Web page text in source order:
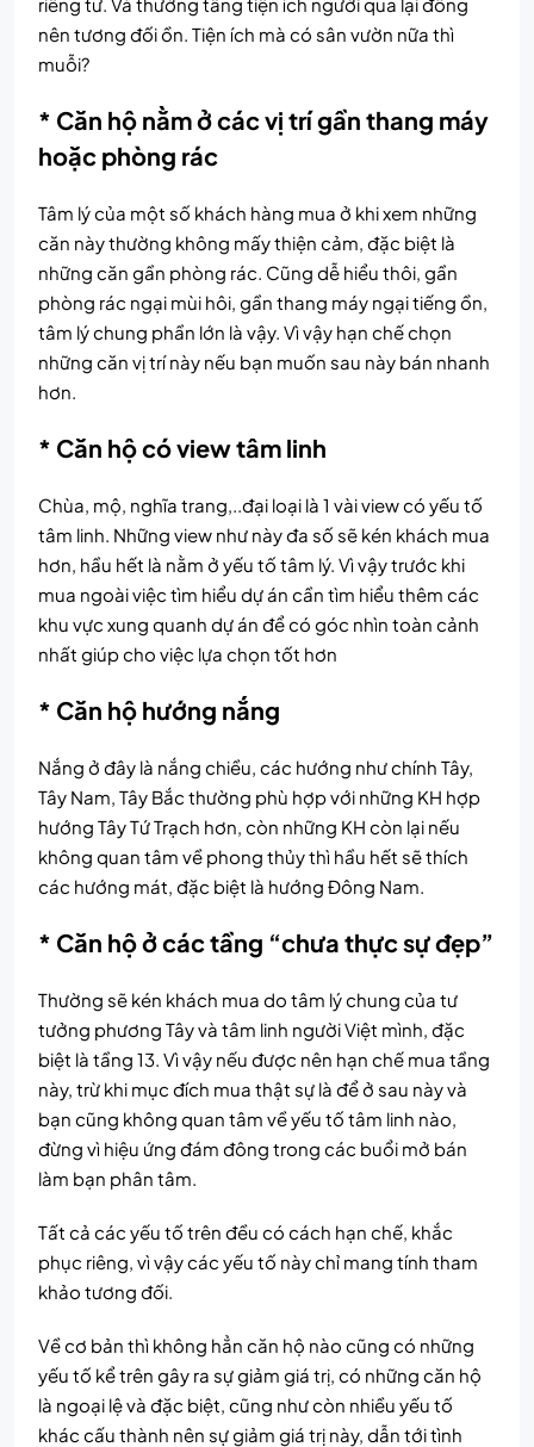
nên tương đối ồn. Tiện ích mà có sân vườn nữa thì
muỗi?
* Căn hộ nằm ở các vị trí gần thang máy
hoặc phòng rác
Tâm lý của một số khách hàng mua ở khi xem những
căn này thường không mấy thiện cảm, đặc biệt là
những căn gần phòng rác. Cũng dễ hiểu thôi, gần
phòng rác ngại mùi hôi, gần thang máy ngại tiếng ồn,
tâm lý chung phần lớn là vậy. Vì vậy hạn chế chọn
những căn vị trí này nếu bạn muốn sau này bán nhanh
hơn.
* Căn hộ có view tâm linh
Chùa, mộ, nghĩa trang,..đại loại là 1 vài view có yếu tố
tâm linh. Những view như này đa số sẽ kén khách mua
hơn, hầu hết là nằm ở yếu tố tâm lý. Vì vậy trước khi
mua ngoài việc tìm hiểu dự án cần tìm hiểu thêm các
khu vực xung quanh dự án để có góc nhìn toàn cảnh
nhất giúp cho việc lựa chọn tốt hơn
* Căn hộ hướng nắng
Nắng ở đây là nắng chiều, các hướng như chính Tây,
Tây Nam, Tây Bắc thường phù hợp với những KH hợp
hướng Tây Tứ Trạch hơn, còn những KH còn lại nếu
không quan tâm về phong thủy thì hầu hết sẽ thích
các hướng mát, đặc biệt là hướng Đông Nam.
* Căn hộ ở các tầng “chưa thực sự đẹp”
Thường sẽ kén khách mua do tâm lý chung của tư
tưởng phương Tây và tâm linh người Việt mình, đặc
biệt là tầng 13. Vì vậy nếu được nên hạn chế mua tầng
này, trừ khi mục đích mua thật sự là để ở sau này và
bạn cũng không quan tâm về yếu tố tâm linh nào,
đừng vì hiệu ứng đám đông trong các buổi mở bán
làm bạn phân tâm.
Tất cả các yếu tố trên đều có cách hạn chế, khắc
phục riêng, vì vậy các yếu tố này chỉ mang tính tham
khảo tương đối.
Về cơ bản thì không hẳn căn hộ nào cũng có những
yếu tố kể trên gây ra sự giảm giá trị, có những căn hộ
là ngoại lệ và đặc biệt, cũng như còn nhiều yếu tố
khác cấu thành nên sự giảm giá trị này, dẫn tới tình